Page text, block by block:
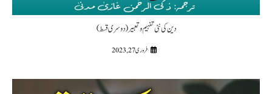
دین کی نئی تفہیم و تعبیر (دوسری قسط)
فروری 27, 2023